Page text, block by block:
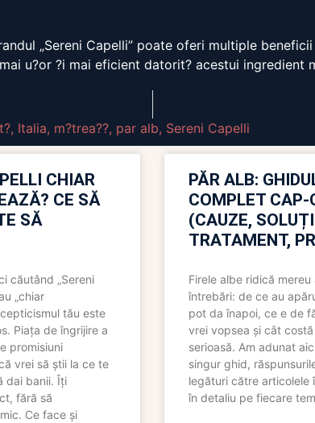
„Sereni Capelli” poate oferi multiple
u?or ?i mai eficient datorit? acestui ingredient
, Italia, m?trea??, par alb, Sereni Capelli
CHIAR
CE SĂ
SĂ
căutând „Sereni
„chiar
tău este
Piața de îngrijire a
promisiuni
vrei să știi la ce te
dai banii. Îți
fără să
Ce face și
PĂR ALB:
COMPLET CAP-
(CAUZE,
TRATAMENT,
Firele albe ridică mereu
întrebări: de ce au
pot da înapoi, ce e de
vrei vopsea și cât
serioasă. Am adunat
singur ghid,
legături către articolele
în detaliu pe fiecare